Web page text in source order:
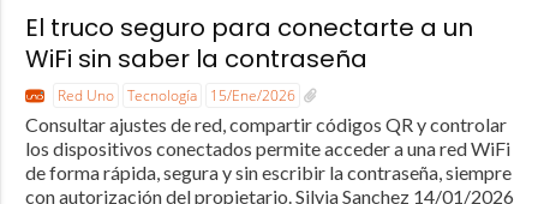
El truco seguro para conectarte a un
WiFi sin saber la contraseña
Red Uno Tecnología 15/Ene/2026
Consultar ajustes de red, compartir códigos QR y controlar
los dispositivos conectados permite acceder a una red WiFi
de forma rápida, segura y sin escribir la contraseña, siempre
con autorización del propietario. Silvia Sanchez 14/01/2026